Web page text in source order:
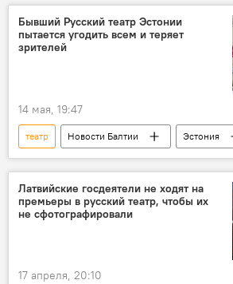
Алексей Стефанов
Императорская
Бывший Русский театр Эстонии
пытается угодить всем и теряет
зрителей
14 мая, 19:47
театр Новости Балтии
Эстония
эстонский язык
русский язык
зрители
Латвийские госдеятели не ходят на
премьеры в русский театр, чтобы их
не сфотографировали
17 апреля, 20:10